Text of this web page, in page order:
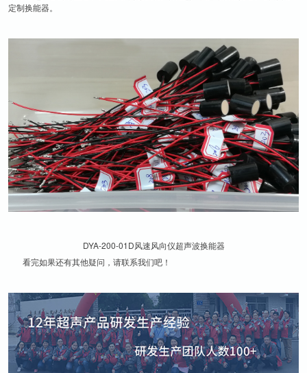
定制换能器。
DYA-200-01D风速风向仪超声波换能器
看完如果还有其他疑问，请联系我们吧！